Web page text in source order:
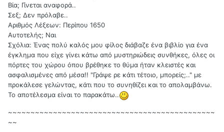
Βία; Γίνεται αναφορά..
Σεξ; Δεν πρόλαβε..
Αριθμός Λέξεων: Περίπου 1650
Αυτοτελής; Ναι
Σχόλια: Ένας πολύ καλός μου φίλος διάβαζε ένα βιβλίο για ένα
έγκλημα που είχε γίνει κάτω από μυστηριώδεις συνθήκες, όλες οι
πόρτες του χώρου όπου βρέθηκε το θύμα ήταν κλειστές και
ασφαλισμένες από μέσα!! "Γράψε ρε κάτι τέτοιο, μπορείς;.." με
προκάλεσε γελώντας, κάτι που το συνηθίζει και το απολαμβάνω.
Το αποτέλεσμα είναι το παρακάτω..
~~~~~~~~~~~~~~~~~~~~~~~~~~~~~~~~~~~~~~~~~~~~~~
~~